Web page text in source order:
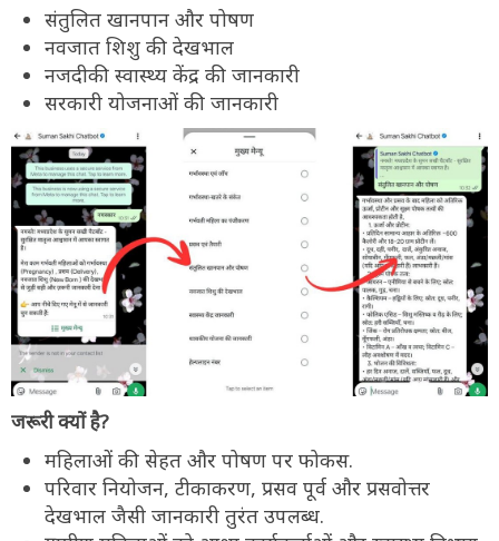
संतुलित खानपान और पोषण
नवजात शिशु की देखभाल
नजदीकी स्वास्थ्य केंद्र की जानकारी
सरकारी योजनाओं की जानकारी
जरूरी क्यों है?
महिलाओं की सेहत और पोषण पर फोकस.
परिवार नियोजन, टीकाकरण, प्रसव पूर्व और प्रसवोत्तर
देखभाल जैसी जानकारी तुरंत उपलब्ध.